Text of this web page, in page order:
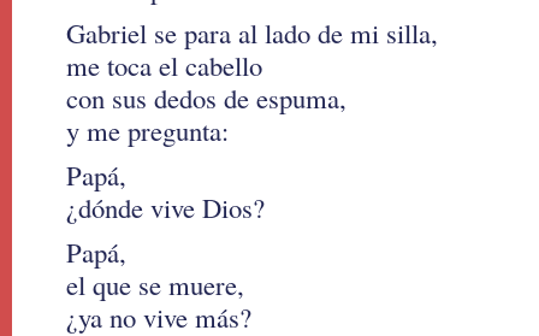
Gabriel se para al lado de mi silla,
me toca el cabello
con sus dedos de espuma,
y me pregunta:
Papá,
¿dónde vive Dios?
Papá,
el que se muere,
¿ya no vive más?